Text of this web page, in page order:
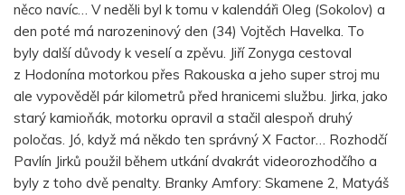
něco navíc… V neděli byl k tomu v kalendáři Oleg (Sokolov) a
den poté má narozeninový den (34) Vojtěch Havelka. To
byly další důvody k veselí a zpěvu. Jiří Zonyga cestoval
z Hodonína motorkou přes Rakouska a jeho super stroj mu
ale vypověděl pár kilometrů před hranicemi službu. Jirka, jako
starý kamioňák, motorku opravil a stačil alespoň druhý
poločas. Jó, když má někdo ten správný X Factor… Rozhodčí
Pavlín Jirků použil během utkání dvakrát videorozhodčího a
byly z toho dvě penalty. Branky Amfory: Skamene 2, Matyáš